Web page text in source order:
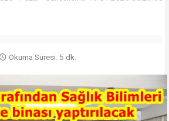
Okuma Süresi: 5 dk.